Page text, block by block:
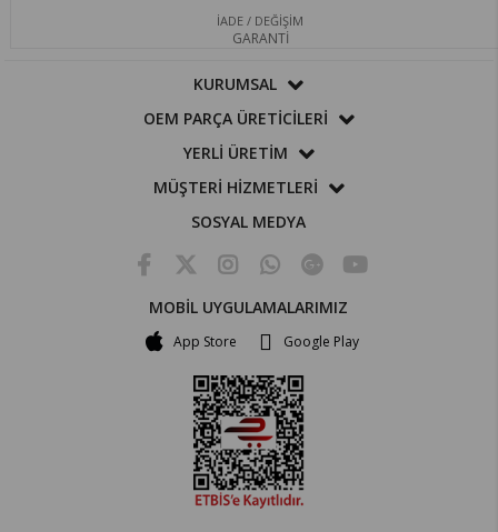
İADE / DEĞİŞİM
GARANTİ
KURUMSAL
OEM PARÇA ÜRETİCİLERİ
YERLİ ÜRETİM
MÜŞTERİ HİZMETLERİ
SOSYAL MEDYA
MOBİL UYGULAMALARIMIZ
App Store Google Play